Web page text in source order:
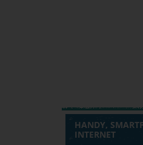
HANDY,
INTERNET